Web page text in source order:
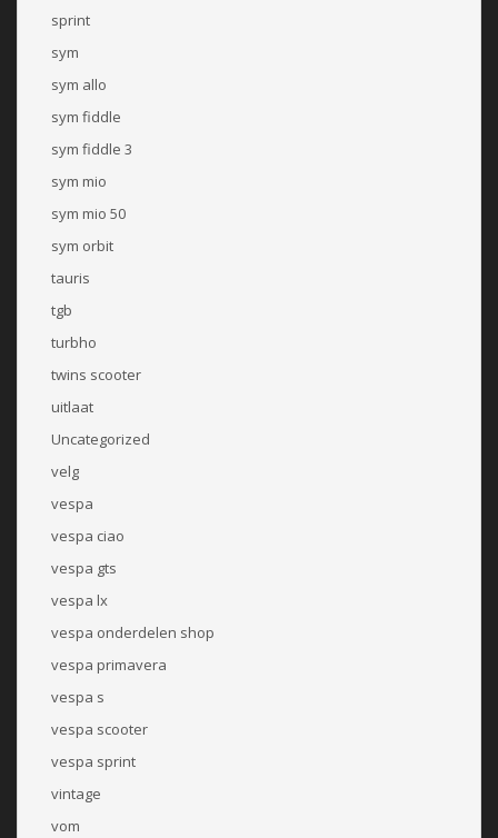
sprint
sym
sym allo
sym fiddle
sym fiddle 3
sym mio
sym mio 50
sym orbit
tauris
tgb
turbho
twins scooter
uitlaat
Uncategorized
velg
vespa
vespa ciao
vespa gts
vespa lx
vespa onderdelen shop
vespa primavera
vespa s
vespa scooter
vespa sprint
vintage
vom